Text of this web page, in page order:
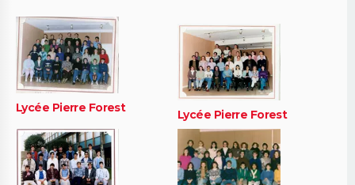
Lycée Pierre Forest Lycée Pierre Forest